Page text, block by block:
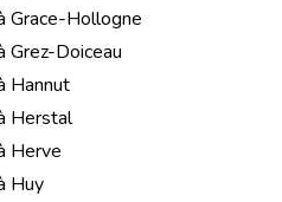
Grace-Hollogne
Grez-Doiceau
Hannut
Herstal
Herve
Huy